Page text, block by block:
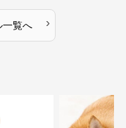
一覧へ ›